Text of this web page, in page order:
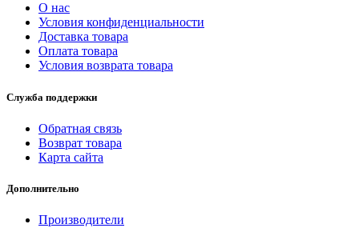
О нас
Условия конфиденциальности
Доставка товара
Оплата товара
Условия возврата товара
Служба поддержки
Обратная связь
Возврат товара
Карта сайта
Дополнительно
Производители